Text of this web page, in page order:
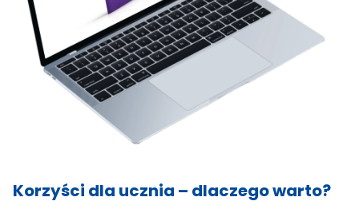
Korzyści dla ucznia – dlaczego warto?